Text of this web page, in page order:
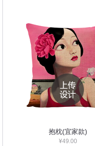
抱枕(宜家款)
¥49.00